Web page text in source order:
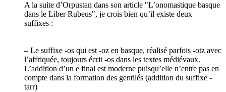
A la suite d’Orpustan dans son article "L’onomastique basque
dans le Liber Rubeus", je crois bien qu’il existe deux
suffixes :
–Le suffixe -os qui est -oz en basque, réalisé parfois -otz avec
l’affriquée, toujours écrit -os dans les textes médiévaux.
L’addition d’un e final est moderne puisqu’elle n’entre pas en
compte dans la formation des gentilés (addition du suffixe -
tarr)